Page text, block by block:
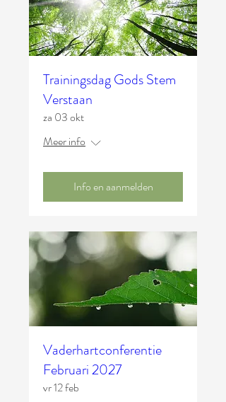
Trainingsdag Gods Stem
Verstaan
za 03 okt
Meer info
Info en aanmelden
Vaderhartconferentie
Februari 2027
vr 12 feb